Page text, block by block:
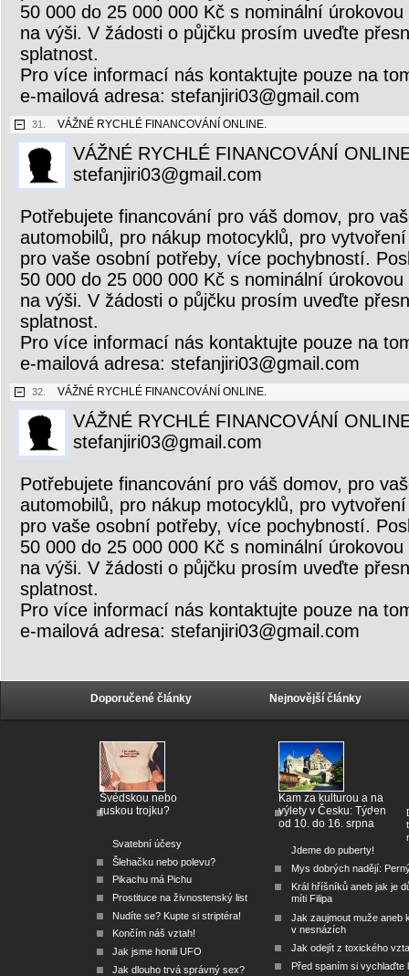
50 000 do 25 000 000 Kč s nominální
na výši. V žádosti o půjčku prosím uveďte
splatnost.
Pro více informací nás kontaktujte pouze na
e-mailová adresa: stefanjiri03@gmail.com
31. VÁŽNÉ RYCHLÉ FINANCOVÁNÍ ONLINE.
VÁŽNÉ RYCHLÉ FINANCOVÁNÍ
stefanjiri03@gmail.com
Potřebujete financování pro váš domov, pro
automobilů, pro nákup motocyklů, pro
pro vaše osobní potřeby, více pochybností.
50 000 do 25 000 000 Kč s nominální
na výši. V žádosti o půjčku prosím uveďte
splatnost.
Pro více informací nás kontaktujte pouze na
e-mailová adresa: stefanjiri03@gmail.com
32. VÁŽNÉ RYCHLÉ FINANCOVÁNÍ ONLINE.
VÁŽNÉ RYCHLÉ FINANCOVÁNÍ
stefanjiri03@gmail.com
Potřebujete financování pro váš domov, pro
automobilů, pro nákup motocyklů, pro
pro vaše osobní potřeby, více pochybností.
50 000 do 25 000 000 Kč s nominální
na výši. V žádosti o půjčku prosím uveďte
splatnost.
Pro více informací nás kontaktujte pouze na
e-mailová adresa: stefanjiri03@gmail.com
Doporučené články
Švédskou nebo
ruskou trojku?
Svatební účesy
Šlehačku nebo polevu?
Pikachu má Pichu
Prostituce na živnostenský list
Nudíte se? Kupte si striptéra!
Končím náš vztah!
Jak jsme honili UFO
Jak dlouho trvá správný sex?
Nejnovější články
Kam za kulturou a na
výlety v Česku: Týden
od 10. do 16. srpna
Jdeme do puberty!
Mys dobrých nadějí:
Král hříšníků aneb jak je
míti Filipa
Jak zaujmout muže aneb
v nesnázích
Jak odejít z toxického
Před spaním si vychlaďte